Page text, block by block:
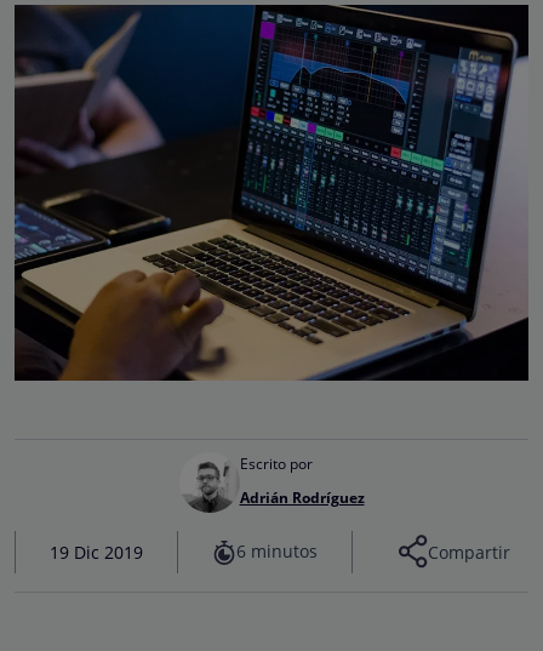
Escrito por
Adrián Rodríguez
19 Dic 2019 6 minutos Compartir